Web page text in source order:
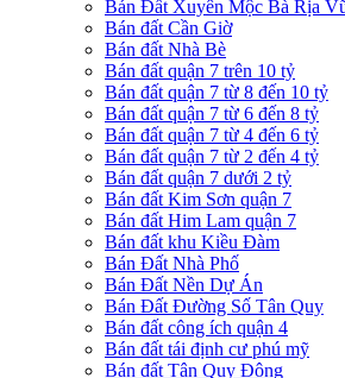
Bán Đất Xuyên Mộc Bà Rịa
Bán đất Cần Giờ
Bán đất Nhà Bè
Bán đất quận 7 trên 10 tỷ
Bán đất quận 7 từ 8 đến 10 tỷ
Bán đất quận 7 từ 6 đến 8 tỷ
Bán đất quận 7 từ 4 đến 6 tỷ
Bán đất quận 7 từ 2 đến 4 tỷ
Bán đất quận 7 dưới 2 tỷ
Bán đất Kim Sơn quận 7
Bán đất Him Lam quận 7
Bán đất khu Kiều Đàm
Bán Đất Nhà Phố
Bán Đất Nền Dự Án
Bán Đất Đường Số Tân Quy
Bán đất công ích quận 4
Bán đất tái định cư phú mỹ
Bán đất Tân Quy Đông